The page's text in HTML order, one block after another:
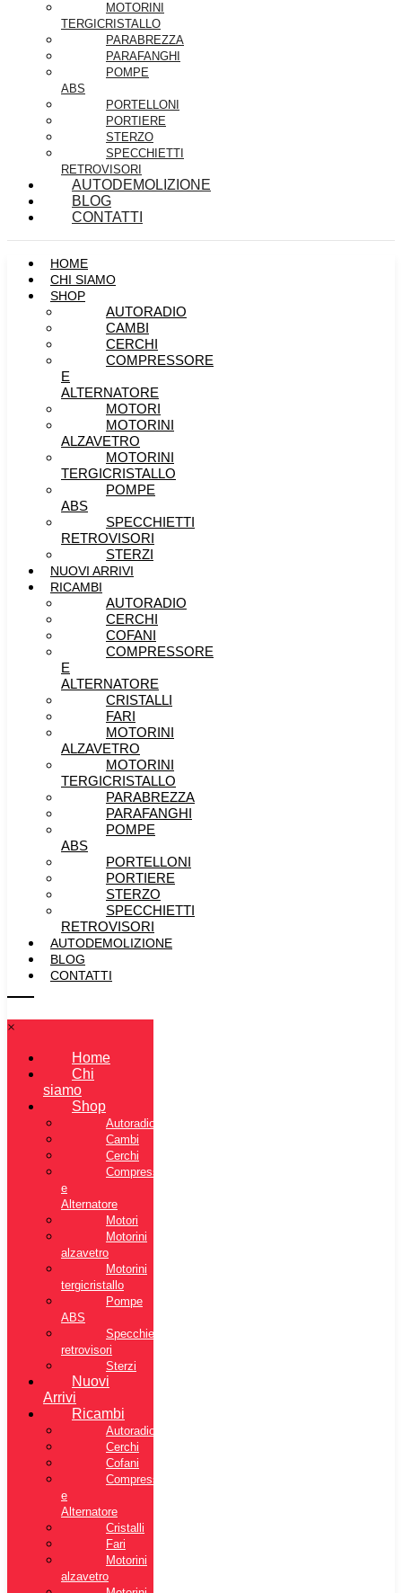
MOTORINI
TERGICRISTALLO
PARABREZZA
PARAFANGHI
POMPE
ABS
PORTELLONI
PORTIERE
STERZO
SPECCHIETTI
RETROVISORI
AUTODEMOLIZIONE
BLOG
CONTATTI
HOME
CHI SIAMO
SHOP
AUTORADIO
CAMBI
CERCHI
COMPRESSORE
E
ALTERNATORE
MOTORI
MOTORINI
ALZAVETRO
MOTORINI
TERGICRISTALLO
POMPE
ABS
SPECCHIETTI
RETROVISORI
STERZI
NUOVI ARRIVI
RICAMBI
AUTORADIO
CERCHI
COFANI
COMPRESSORE
E
ALTERNATORE
CRISTALLI
FARI
MOTORINI
ALZAVETRO
MOTORINI
TERGICRISTALLO
PARABREZZA
PARAFANGHI
POMPE
ABS
PORTELLONI
PORTIERE
STERZO
SPECCHIETTI
RETROVISORI
AUTODEMOLIZIONE
BLOG
CONTATTI
×
Home
Chi
siamo
Shop
Autoradio
Cambi
Cerchi
Compressore
e
Alternatore
Motori
Motorini
alzavetro
Motorini
tergicristallo
Pompe
ABS
Specchietti
retrovisori
Sterzi
Nuovi
Arrivi
Ricambi
Autoradio
Cerchi
Cofani
Compressore
e
Alternatore
Cristalli
Fari
Motorini
alzavetro